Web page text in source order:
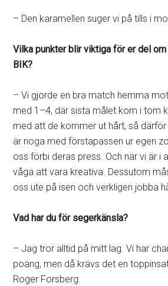
– Den karamellen suger vi på tills i
Vilka punkter blir viktiga för er del
BIK?
– Vi gjorde en bra match hemma
med 1–4, där sista målet kom i tom
med att de kommer ut hårt, så
är noga med förstapassen ur egen
oss förbi deras press. Och när vi är i
våga att vara kreativa. Dessutom
oss ute på isen och verkligen jobba
Vad har du för segerkänsla?
– Jag tror alltid på mitt lag. Vi har
poäng, men då krävs det en
Roger Forsberg.